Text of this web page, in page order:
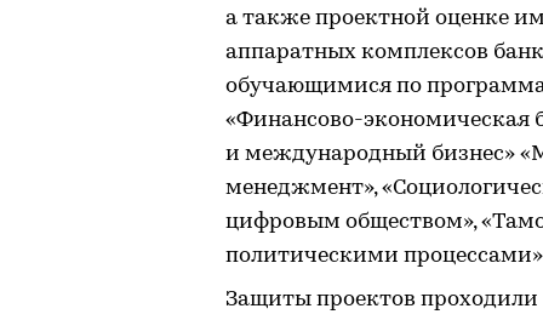
а также проектной оценке
аппаратных комплексов
обучающимися по
«Финансово-экономическая
и международный бизнес»
менеджмент»,
цифровым обществом»,
политическими
Защиты проектов проходили